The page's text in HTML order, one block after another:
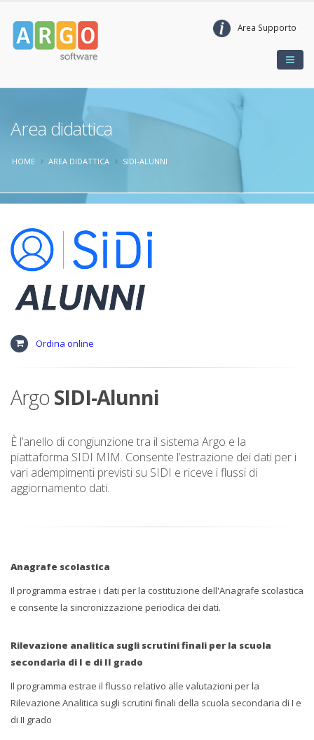
Area Supporto
Area didattica
HOME AREA DIDATTICA SIDI-ALUNNI
Ordina online
Argo SIDI-Alunni
È l’anello di congiunzione tra il sistema Argo e la
piattaforma SIDI MIM. Consente l’estrazione dei dati per i
vari adempimenti previsti su SIDI e riceve i flussi di
aggiornamento dati.
Anagrafe scolastica
Il programma estrae i dati per la costituzione dell'Anagrafe scolastica
e consente la sincronizzazione periodica dei dati.
Rilevazione analitica sugli scrutini finali per la scuola
secondaria di I e di II grado
Il programma estrae il flusso relativo alle valutazioni per la
Rilevazione Analitica sugli scrutini finali della scuola secondaria di I e
di II grado